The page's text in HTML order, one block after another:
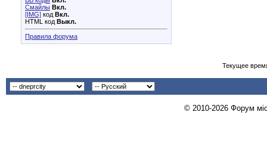
Смайлы Вкл.
[IMG] код Вкл.
HTML код Выкл.
Правила форума
Текущее
© 2010-2026 Форум